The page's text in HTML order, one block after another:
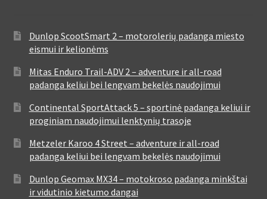
Dunlop ScootSmart 2 – motorolerių padanga miesto
eismui ir kelionėms
Mitas Enduro Trail-ADV 2 – adventure ir all-road
padanga keliui bei lengvam bekelės naudojimui
Continental SportAttack 5 – sportinė padanga keliui ir
proginiam naudojimui lenktynių trasoje
Metzeler Karoo 4 Street – adventure ir all-road
padanga keliui bei lengvam bekelės naudojimui
Dunlop Geomax MX34 – motokroso padanga minkštai
ir vidutinio kietumo dangai